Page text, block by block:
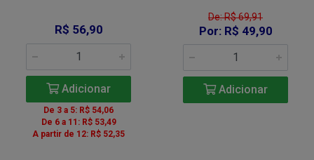
R$ 56,90
Adicionar
De 3 a 5: R$ 54,06
De 6 a 11: R$ 53,49
A partir de 12: R$ 52,35
De: R$ 69,91
Por: R$ 49,90
Adicionar